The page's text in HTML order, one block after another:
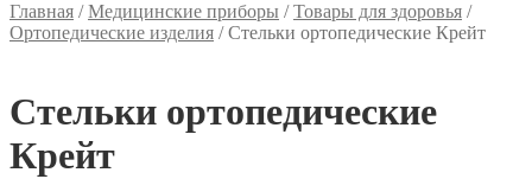
…
Главная /Медицинские приборы /Товары для здоровья /
Ортопедические изделия /Стельки ортопедические Крейт
Стельки ортопедические
Крейт